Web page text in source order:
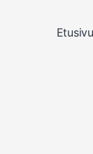
Etusivu